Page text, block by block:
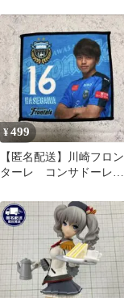
Sanrio
¥499
【匿名配送】川崎フロン
ターレ コンサドーレ札
ニタオル